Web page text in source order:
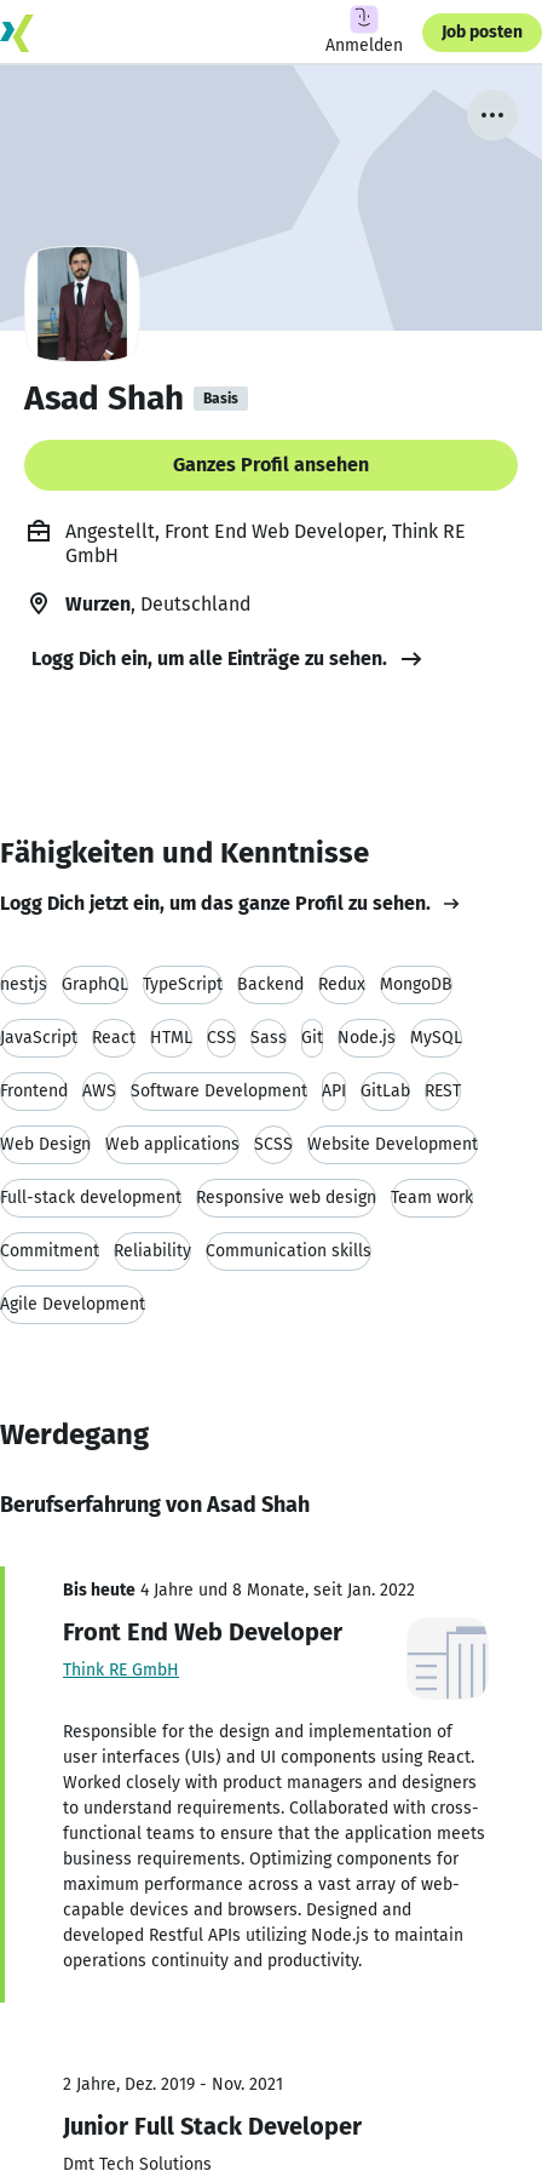
Anmelden
Job posten
Asad Shah Basis
Ganzes Profil ansehen
Angestellt, Front End Web Developer, Think RE
GmbH
Wurzen, Deutschland
Logg Dich ein, um alle Einträge zu sehen.
Fähigkeiten und Kenntnisse
Logg Dich jetzt ein, um das ganze Profil zu sehen.
nestjs GraphQL TypeScript Backend Redux MongoDB
JavaScript React HTML CSS Sass Git Node.js MySQL
Frontend AWS Software Development API GitLab REST
Web Design Web applications SCSS Website Development
Full-stack development Responsive web design Team work
Commitment Reliability Communication skills
Agile Development
Werdegang
Berufserfahrung von Asad Shah
Bis heute 4 Jahre und 8 Monate, seit Jan. 2022
Front End Web Developer
Think RE GmbH
Responsible for the design and implementation of
user interfaces (UIs) and UI components using React.
Worked closely with product managers and designers
to understand requirements. Collaborated with cross-
functional teams to ensure that the application meets
business requirements. Optimizing components for
maximum performance across a vast array of web-
capable devices and browsers. Designed and
developed Restful APIs utilizing Node.js to maintain
operations continuity and productivity.
2 Jahre, Dez. 2019 - Nov. 2021
Junior Full Stack Developer
Dmt Tech Solutions